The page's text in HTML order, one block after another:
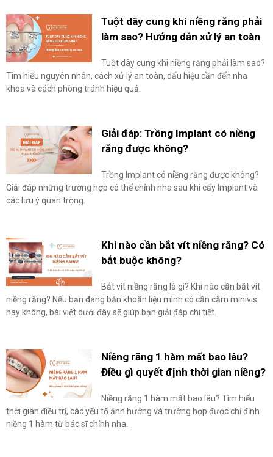
Tuột dây cung khi niềng răng phải
làm sao? Hướng dẫn xử lý an toàn
Tuột dây cung khi niềng răng phải làm sao?
Tìm hiểu nguyên nhân, cách xử lý an toàn, dấu hiệu cần đến nha
khoa và cách phòng tránh hiệu quả.
Giải đáp: Trồng Implant có niềng
răng được không?
Trồng Implant có niềng răng được không?
Giải đáp những trường hợp có thể chỉnh nha sau khi cấy Implant và
các lưu ý quan trọng.
Khi nào cần bắt vít niềng răng? Có
bắt buộc không?
Bắt vít niềng răng là gì? Khi nào cần bắt vít
niềng răng? Nếu bạn đang băn khoăn liệu mình có cần cắm minivis
hay không, bài viết dưới đây sẽ giúp bạn giải đáp chi tiết.
Niềng răng 1 hàm mất bao lâu?
Điều gì quyết định thời gian niềng?
Niềng răng 1 hàm mất bao lâu? Tìm hiểu
thời gian điều trị, các yếu tố ảnh hưởng và trường hợp được chỉ định
niềng 1 hàm từ bác sĩ chỉnh nha.